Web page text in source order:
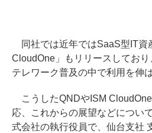
同社では近年ではSaaS型IT資
CloudOne」もリリースしてお
テレワーク普及の中で利用を伸
こうしたQNDやISM
応、これからの展望などについ
式会社の執行役員で、仙台支社